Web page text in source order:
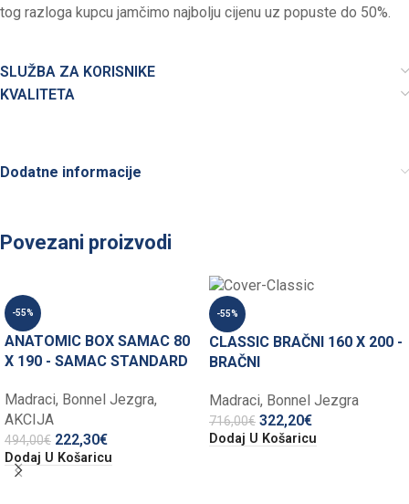
tog razloga kupcu jamčimo najbolju cijenu uz popuste do 50%.
SLUŽBA ZA KORISNIKE
KVALITETA
Dodatne informacije
Povezani proizvodi
-55%
ANATOMIC BOX SAMAC 80
X 190 - SAMAC STANDARD
Madraci, Bonnel Jezgra,
AKCIJA
494,00€ 222,30€
Dodaj U Košaricu
-55%
CLASSIC BRAČNI 160 X 200 -
BRAČNI
Madraci, Bonnel Jezgra
716,00€ 322,20€
Dodaj U Košaricu